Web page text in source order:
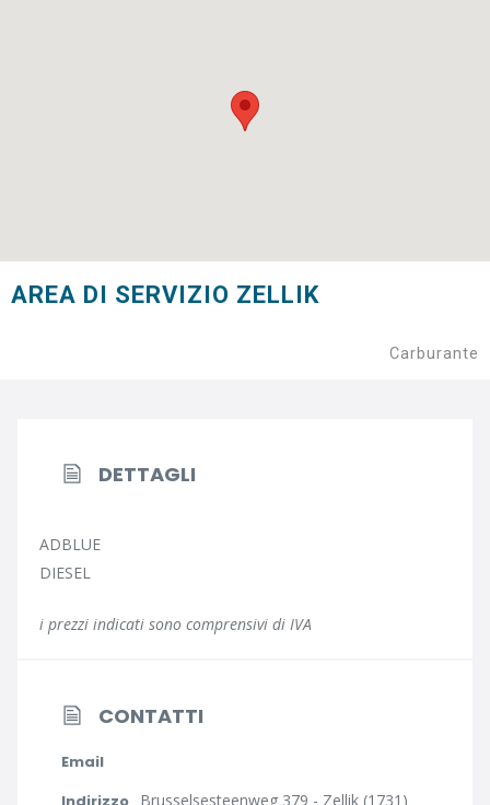
AREA DI SERVIZIO ZELLIK
Carburante
DETTAGLI
ADBLUE
DIESEL
i prezzi indicati sono comprensivi di IVA
CONTATTI
Email
Brusselsesteenweg 379 - Zellik (1731)